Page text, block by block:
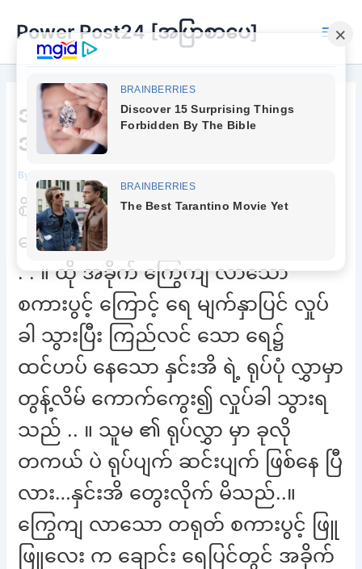
content
Power Post24 [အပြာစာပေ]
Main
အားလေးကို အသာလေးလျှော့ပါ
အုံးနော် ကိုကို
By
စိမ်းမြ ကြည်လင် နေ သော ချောင်း
ရေပြင် ကို နှင်းအိ ငုံ့ ကြည့် လိုက်သည် .
. . ။ ထို အခိုက် ကြွေကျ လာသော
စကားပွင့် ကြောင့် ရေ မျက်နှာပြင် လှုပ်
ခါ သွားပြီး ကြည်လင် သော ရေ၌
ထင်ဟပ် နေသော နှင်းအိ ရဲ့ ရုပ်ပုံ လွှာမှာ
တွန့်လိမ် ကောက်ကွေး၍ လှုပ်ခါ သွားရ
သည် .. ။ သူမ ၏ ရုပ်လွှာ မှာ ခုလို
တကယ် ပဲ ရုပ်ပျက် ဆင်းပျက် ဖြစ်နေ ပြီ
လား…နှင်းအိ တွေးလိုက် မိသည်..။
ကြွေကျ လာသော တရုတ် စကားပွင့် ဖြူ
ဖြူလေး က ချောင်း ရေပြင်တွင် အခိုက်